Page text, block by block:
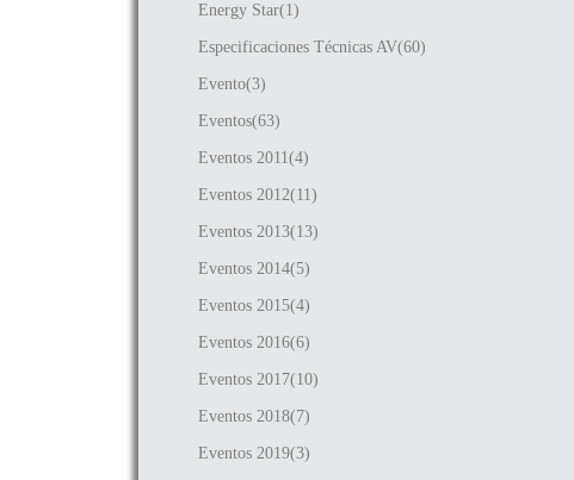
Energy Star(1)
Especificaciones Técnicas AV(60)
Evento(3)
Eventos(63)
Eventos 2011(4)
Eventos 2012(11)
Eventos 2013(13)
Eventos 2014(5)
Eventos 2015(4)
Eventos 2016(6)
Eventos 2017(10)
Eventos 2018(7)
Eventos 2019(3)